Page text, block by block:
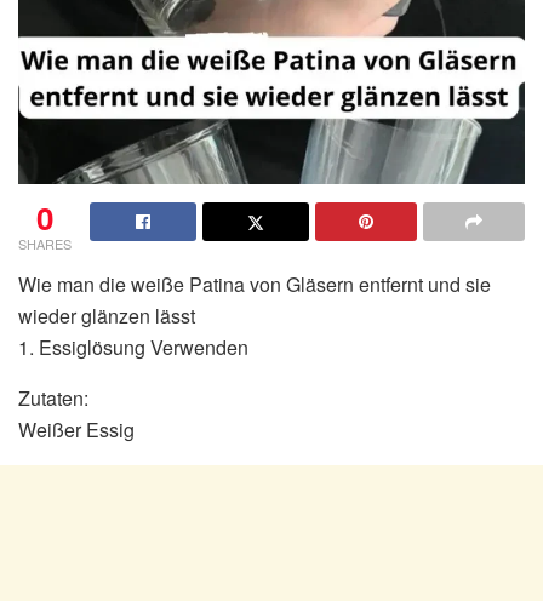
0
SHARES
Wie man die weiße Patina von Gläsern entfernt und sie
wieder glänzen lässt
1. Essiglösung Verwenden
Zutaten:
Weißer Essig